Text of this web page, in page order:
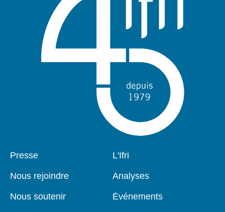
Pied
Presse
Nous rejoindre
Nous soutenir
Navigation
L'Ifri
Analyses
Événements